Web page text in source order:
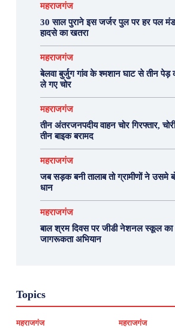
महराजगंज
30 साल पुराने इस जर्जर पुल पर हर पल
हादसे का खतरा
महराजगंज
बेलवा बुर्जुग गांव के श्मशान घाट से तीन पेड़
ले गए चोर
महराजगंज
तीन अंतरजनपदीय वाहन चोर गिरफ्तार,
तीन बाइक बरामद
महराजगंज
जब सड़क बनी तालाब तो ग्रामीणों ने उसमे
धान
महराजगंज
बाल श्रम दिवस पर जीडी नेशनल स्कूल का
जागरूकता अभियान
Topics
महराजगंज
महराजगंज